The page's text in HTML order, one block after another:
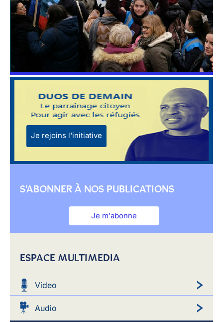
Je rejoins l'initiative
S'ABONNER À NOS PUBLICATIONS
Je m'abonne
ESPACE MULTIMEDIA
Video
Audio